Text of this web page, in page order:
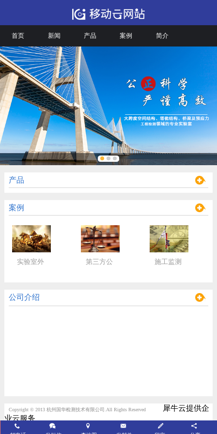
首页 新闻 产品 案例 简介
产品
案例
实验室外
第三方公
施工监测
公司介绍
Copyright © 2013 杭州国华检测技术有限公司.All Rights Reserved
犀牛云提供企
业云服务